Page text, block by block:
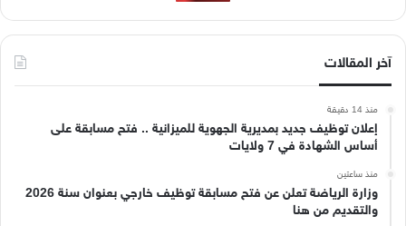
آخر المقالات
منذ 14 دقيقة
إعلان توظيف جديد بمديرية الجهوية للميزانية .. فتح مسابقة على
أساس الشهادة في 7 ولايات
منذ ساعتين
وزارة الرياضة تعلن عن فتح مسابقة توظيف خارجي بعنوان سنة 2026
والتقديم من هنا